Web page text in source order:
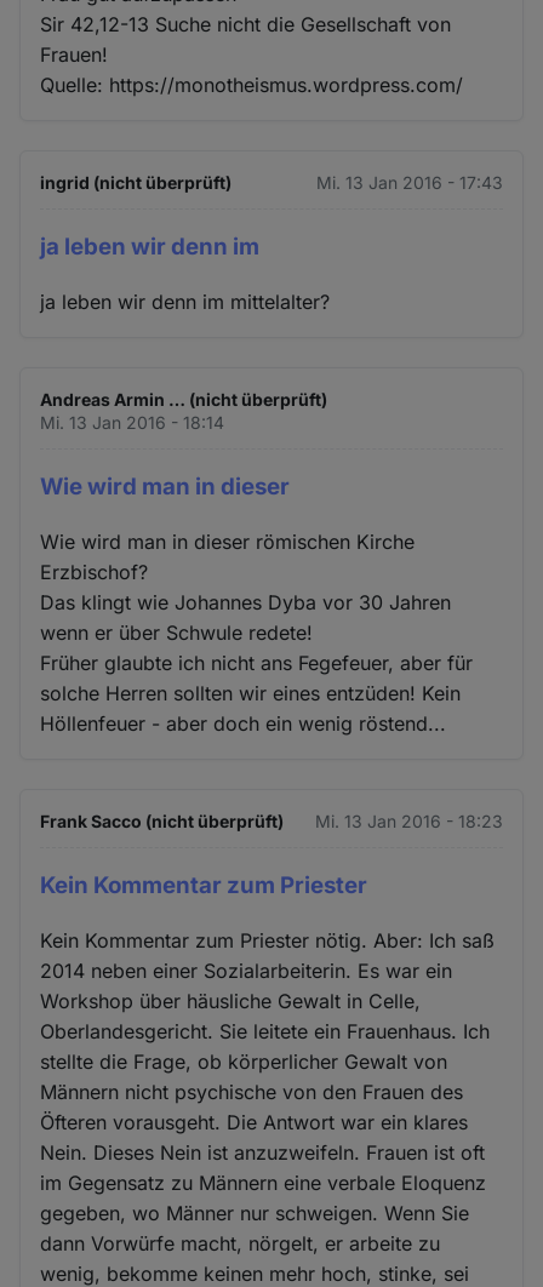
Sir 42,12-13 Suche nicht die Gesellschaft von
Frauen!
Quelle: https://monotheismus.wordpress.com/
ingrid (nicht überprüft) Mi. 13 Jan 2016 - 17:43
ja leben wir denn im
ja leben wir denn im mittelalter?
Andreas Armin … (nicht überprüft)
Mi. 13 Jan 2016 - 18:14
Wie wird man in dieser
Wie wird man in dieser römischen Kirche
Erzbischof?
Das klingt wie Johannes Dyba vor 30 Jahren
wenn er über Schwule redete!
Früher glaubte ich nicht ans Fegefeuer, aber für
solche Herren sollten wir eines entzüden! Kein
Höllenfeuer - aber doch ein wenig röstend...
Frank Sacco (nicht überprüft) Mi. 13 Jan 2016 - 18:23
Kein Kommentar zum Priester
Kein Kommentar zum Priester nötig. Aber: Ich saß
2014 neben einer Sozialarbeiterin. Es war ein
Workshop über häusliche Gewalt in Celle,
Oberlandesgericht. Sie leitete ein Frauenhaus. Ich
stellte die Frage, ob körperlicher Gewalt von
Männern nicht psychische von den Frauen des
Öfteren vorausgeht. Die Antwort war ein klares
Nein. Dieses Nein ist anzuzweifeln. Frauen ist oft
im Gegensatz zu Männern eine verbale Eloquenz
gegeben, wo Männer nur schweigen. Wenn Sie
dann Vorwürfe macht, nörgelt, er arbeite zu
wenig, bekomme keinen mehr hoch, stinke, sei